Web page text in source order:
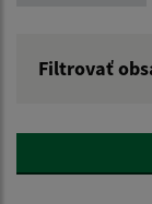
Filtrovať
Popis: